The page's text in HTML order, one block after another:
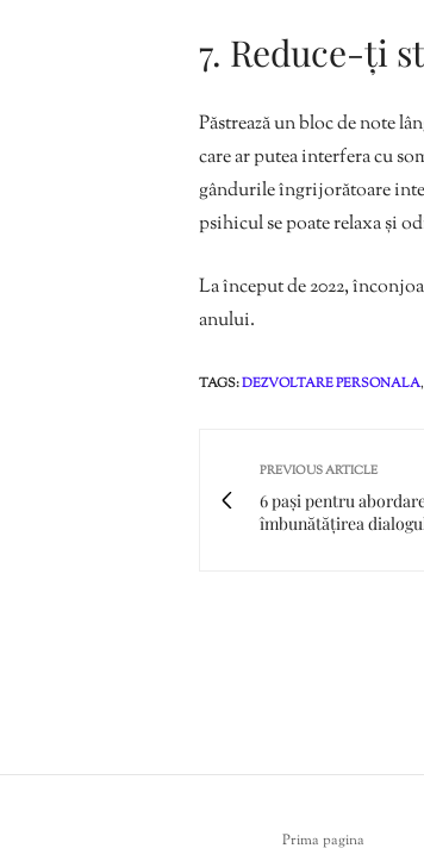
7. Reduce-ți
Păstrează un bloc de note
care ar putea interfera cu
gândurile îngrijorătoare
psihicul se poate relaxa și
La început de 2022,
anului.
TAGS:DEZVOLTARE PERSONALA,
PREVIOUS ARTICLE
6 pași pentru
îmbunătățirea
Prima pagina